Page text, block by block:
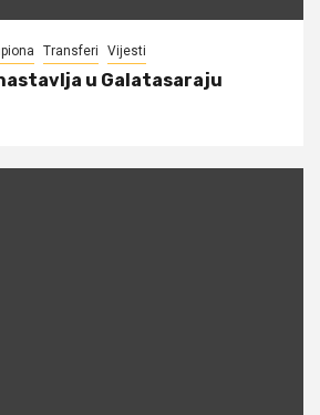
Transferi Vijesti
u Galatasaraju